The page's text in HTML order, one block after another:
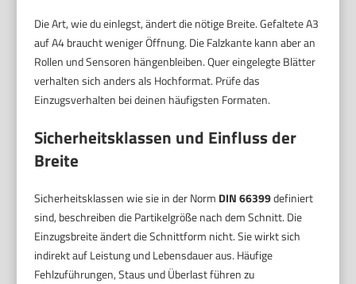
Die Art, wie du einlegst, ändert die nötige Breite. Gefaltete A3
auf A4 braucht weniger Öffnung. Die Falzkante kann aber an
Rollen und Sensoren hängenbleiben. Quer eingelegte Blätter
verhalten sich anders als Hochformat. Prüfe das
Einzugsverhalten bei deinen häufigsten Formaten.
Sicherheitsklassen und Einfluss der
Breite
Sicherheitsklassen wie sie in der Norm DIN 66399definiert
sind, beschreiben die Partikelgröße nach dem Schnitt. Die
Einzugsbreite ändert die Schnittform nicht. Sie wirkt sich
indirekt auf Leistung und Lebensdauer aus. Häufige
Fehlzuführungen, Staus und Überlast führen zu